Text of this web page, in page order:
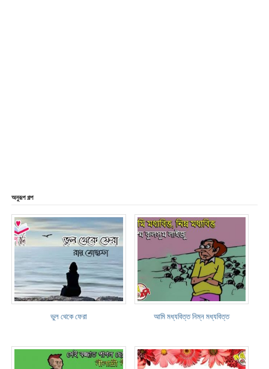
অনুরূপ গল্প
ভুল থেকে ফেরা আমি মধ্যবিত্ত নিম্ন মধ্যবিত্ত